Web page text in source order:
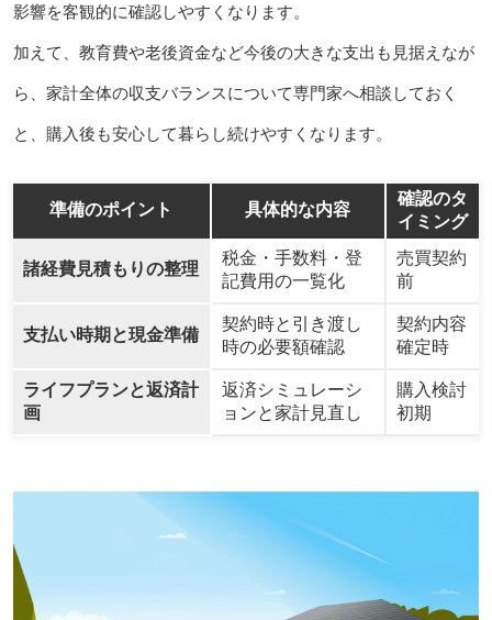
影響を客観的に確認しやすくなります。
加えて、教育費や老後資金など今後の大きな支出も見据えなが
ら、家計全体の収支バランスについて専門家へ相談しておく
と、購入後も安心して暮らし続けやすくなります。
準備のポイント 具体的な内容
確認のタ
イミング
諸経費見積もりの整理
税金・手数料・登
記費用の一覧化
売買契約
前
支払い時期と現金準備
契約時と引き渡し
時の必要額確認
契約内容
確定時
ライフプランと返済計
画
返済シミュレーシ
ョンと家計見直し
購入検討
初期